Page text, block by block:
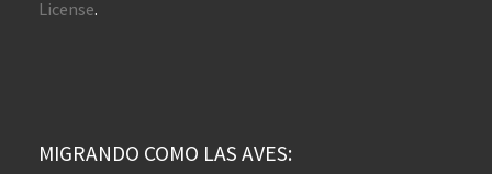
License.
MIGRANDO COMO LAS AVES: